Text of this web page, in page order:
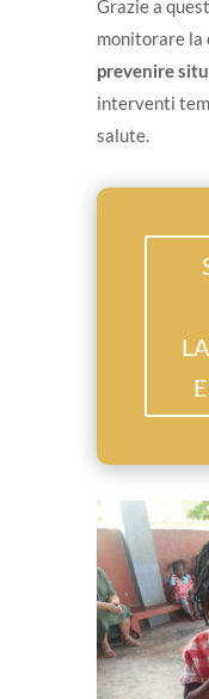
Grazie a
monitorare la
prevenire
interventi
salute.